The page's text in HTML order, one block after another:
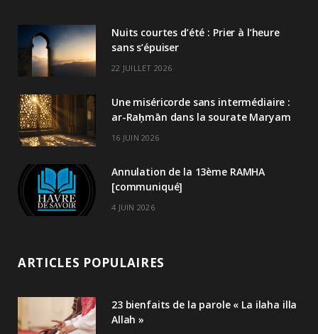
Nuits courtes d’été : Prier à l’heure
sans s’épuiser
22 JUILLET 2026
Une miséricorde sans intermédiaire :
ar-Raḥmān dans la sourate Maryam
16 JUIN 2026
Annulation de la 13ème RAMHA
[communiqué]
4 JUIN 2026
ARTICLES POPULAIRES
23 bienfaits de la parole « La ilaha illa
Allah »